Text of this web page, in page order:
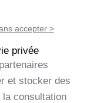
accepter >
privée
et stocker des
consultation